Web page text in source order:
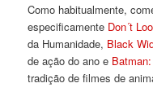
Como habitualmente,
especificamente Don´t
da Humanidade, Black
de ação do ano e
tradição de filmes de